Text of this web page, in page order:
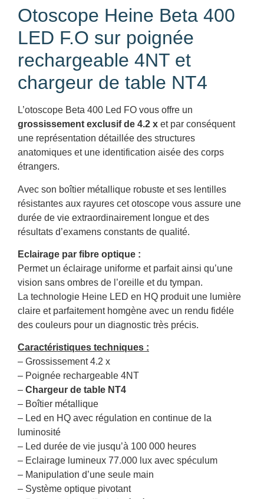
Otoscope Heine Beta 400
LED F.O sur poignée
rechargeable 4NT et
chargeur de table NT4
L’otoscope Beta 400 Led FO vous offre un
grossissement exclusif de 4.2 x et par conséquent
une représentation détaillée des structures
anatomiques et une identification aisée des corps
étrangers.
Avec son boîtier métallique robuste et ses lentilles
résistantes aux rayures cet otoscope vous assure une
durée de vie extraordinairement longue et des
résultats d’examens constants de qualité.
Eclairage par fibre optique :
Permet un éclairage uniforme et parfait ainsi qu’une
vision sans ombres de l’oreille et du tympan.
La technologie Heine LED en HQ produit une lumière
claire et parfaitement homgène avec un rendu fidéle
des couleurs pour un diagnostic très précis.
Caractéristiques techniques :
– Grossissement 4.2 x
– Poignée rechargeable 4NT
– Chargeur de table NT4
– Boîtier métallique
– Led en HQ avec régulation en continue de la
luminosité
– Led durée de vie jusqu’à 100 000 heures
– Eclairage lumineux 77.000 lux avec spéculum
– Manipulation d’une seule main
– Système optique pivotant